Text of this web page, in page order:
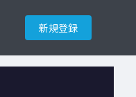
新規登録